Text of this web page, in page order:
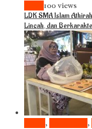
100 views
LDK SMA Islam
Lincah, dan
, ,